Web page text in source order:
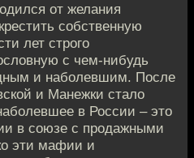
от желания
собственную
лет строго
с чем-нибудь
и наболевшим. После
и Манежки стало
в России – это
в союзе с продажными
эти мафии и